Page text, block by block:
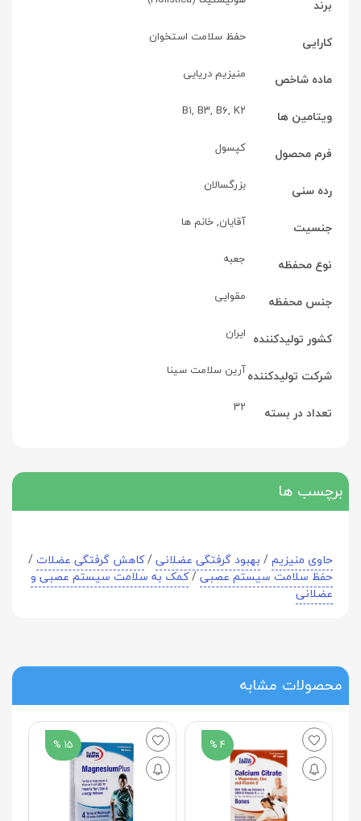
برند
کارایی حفظ سلامت استخوان
ماده شاخص منیزیم دریایی
ویتامین ها B۱, B۳, B۶, K۲
فرم محصول کپسول
رده سنی بزرگسالان
جنسیت آقایان, خانم ها
نوع محفظه جعبه
جنس محفظه مقوایی
کشور تولید‎کننده ایران
شرکت تولید‎کننده آرین سلامت سینا
تعداد در بسته ۳۲
برچسب ها
حاوی منیزیم/ بهبود گرفتگی عضلانی/کاهش گرفتگی عضلات/
حفظ سلامت سیستم عصبی/کمک به سلامت سیستم عصبی و
عضلانی
محصولات مشابه
4 %
15 %